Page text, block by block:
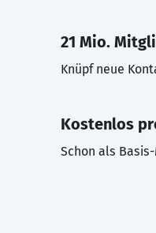
21 Mio.
Knüpf neue
Kostenlos
Schon als